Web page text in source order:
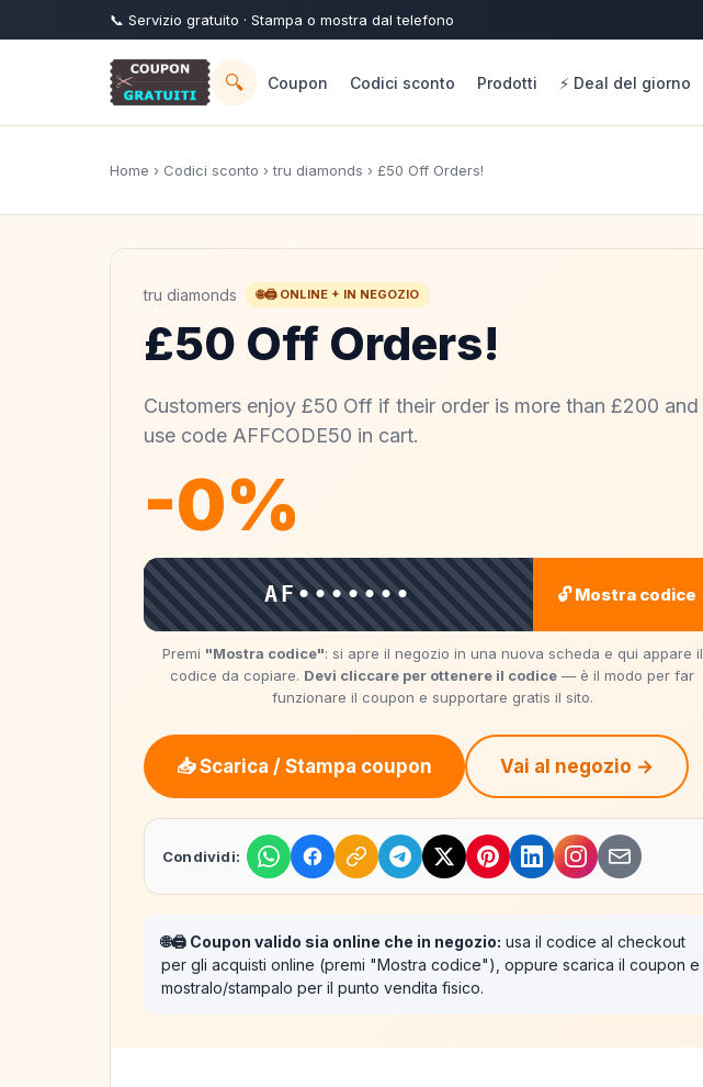
📞 Servizio gratuito · Stampa o mostra dal telefono
🔍 Coupon Codici sconto Prodotti ⚡ Deal del giorno
Home › Codici sconto ›tru diamonds › £50 Off Orders!
tru diamonds 🌐🖨️ ONLINE + IN NEGOZIO
£50 Off Orders!
Customers enjoy £50 Off if their order is more than £200 and
use code AFFCODE50 in cart.
-0%
AF••••••• 🔓 Mostra codice
Premi "Mostra codice": si apre il negozio in una nuova scheda e qui appare il
codice da copiare. Devi cliccare per ottenere il codice — è il modo per far
funzionare il coupon e supportare gratis il sito.
📥 Scarica / Stampa coupon Vai al negozio →
Condividi:
🌐🖨️ Coupon valido sia online che in negozio: usa il codice al checkout
per gli acquisti online (premi "Mostra codice"), oppure scarica il coupon e
mostralo/stampalo per il punto vendita fisico.